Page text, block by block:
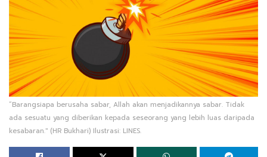
“Barangsiapa berusaha sabar, Allah akan menjadikannya sabar. Tidak
ada sesuatu yang diberikan kepada seseorang yang lebih luas daripada
kesabaran." (HR Bukhari) Ilustrasi: LINES.